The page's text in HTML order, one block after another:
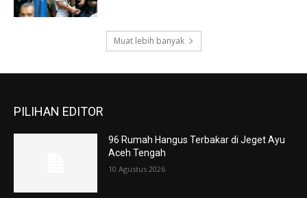
Muat lebih banyak
PILIHAN EDITOR
96 Rumah Hangus Terbakar di Jeget Ayu
Aceh Tengah
10 Agustus 2026